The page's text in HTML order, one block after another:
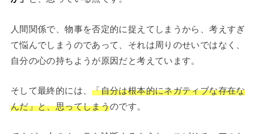
人間関係で、物事を否定的に捉えてしまうから、考えすぎ
て悩んでしまうのであって、それは周りのせいではなく、
自分の心の持ちようが原因だと考えています。
そして最終的には、 「自分は根本的にネガティブな存在な
んだ」と、思ってしまうのです。